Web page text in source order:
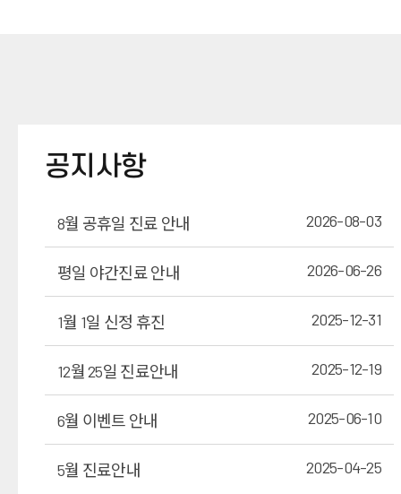
공지사항
8월 공휴일 진료 안내 2026-08-03
평일 야간진료 안내 2026-06-26
1월 1일 신정 휴진 2025-12-31
12월 25일 진료안내 2025-12-19
6월 이벤트 안내 2025-06-10
5월 진료안내 2025-04-25